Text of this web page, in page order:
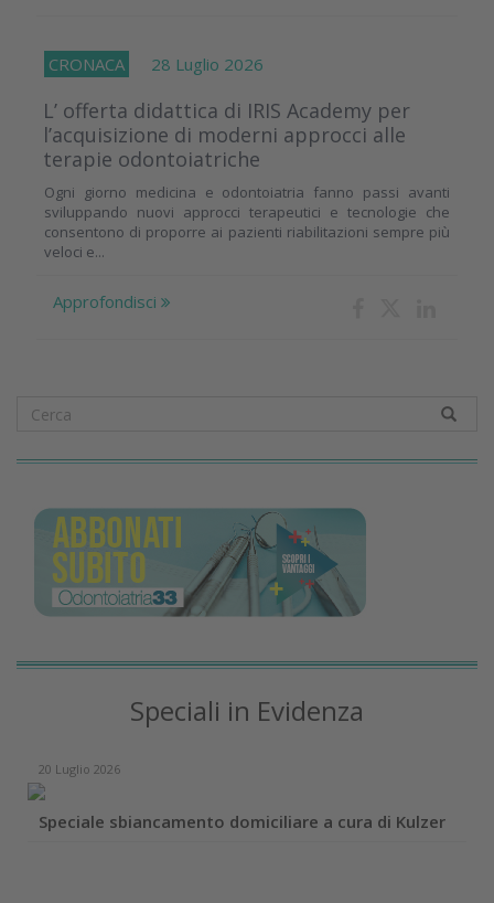
CRONACA 28 Luglio 2026
L’ offerta didattica di IRIS Academy per
l’acquisizione di moderni approcci alle
terapie odontoiatriche
Ogni giorno medicina e odontoiatria fanno passi avanti
sviluppando nuovi approcci terapeutici e tecnologie che
consentono di proporre ai pazienti riabilitazioni sempre più
veloci e...
Approfondisci
Speciali in Evidenza
20 Luglio 2026
Speciale sbiancamento domiciliare a cura di Kulzer